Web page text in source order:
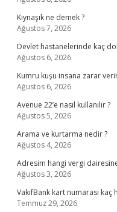
Kıynaşık ne demek ?
Ağustos 7, 2026
Devlet hastanelerinde kaç
Ağustos 6, 2026
Kumru kuşu insana zarar
Ağustos 6, 2026
Avenue 22’e nasıl kullanılır ?
Ağustos 5, 2026
Arama ve kurtarma nedir ?
Ağustos 4, 2026
Adresim hangi vergi
Ağustos 3, 2026
VakıfBank kart numarası kaç
Temmuz 29, 2026